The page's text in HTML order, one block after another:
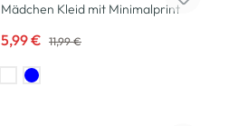
Mädchen Kleid mit Minimalprint
5,99 € 11,99 €